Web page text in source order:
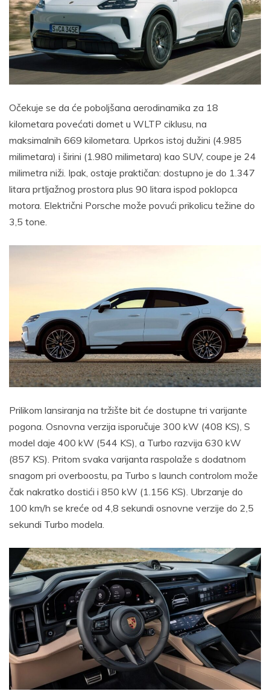
Očekuje se da će poboljšana aerodinamika za 18
kilometara povećati domet u WLTP ciklusu, na
maksimalnih 669 kilometara. Uprkos istoj dužini (4.985
milimetara) i širini (1.980 milimetara) kao SUV, coupe je 24
milimetra niži. Ipak, ostaje praktičan: dostupno je do 1.347
litara prtljažnog prostora plus 90 litara ispod poklopca
motora. Električni Porsche može povući prikolicu težine do
3,5 tone.
Prilikom lansiranja na tržište bit će dostupne tri varijante
pogona. Osnovna verzija isporučuje 300 kW (408 KS), S
model daje 400 kW (544 KS), a Turbo razvija 630 kW
(857 KS). Pritom svaka varijanta raspolaže s dodatnom
snagom pri overboostu, pa Turbo s launch controlom može
čak nakratko dostići i 850 kW (1.156 KS). Ubrzanje do
100 km/h se kreće od 4,8 sekundi osnovne verzije do 2,5
sekundi Turbo modela.